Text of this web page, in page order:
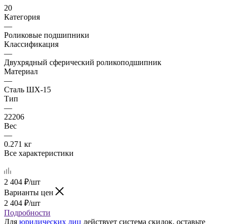
20
Категория
—
Роликовые подшипники
Классификация
—
Двухрядный сферический роликоподшипник
Материал
—
Сталь ШХ-15
Тип
—
22206
Вес
—
0.271 кг
Все характеристики
2 404 ₽/шт
Варианты цен
2 404 ₽/шт
Подробности
Для юридических лиц действует система скидок, оставьте